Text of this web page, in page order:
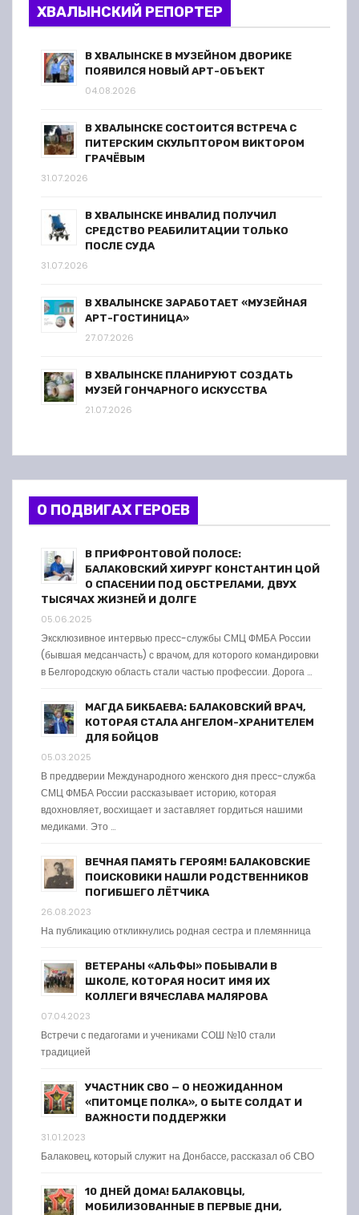
ХВАЛЫНСКИЙ РЕПОРТЕР
В ХВАЛЫНСКЕ В МУЗЕЙНОМ ДВОРИКЕ
ПОЯВИЛСЯ НОВЫЙ АРТ-ОБЪЕКТ
04.08.2026
В ХВАЛЫНСКЕ СОСТОИТСЯ ВСТРЕЧА С
ПИТЕРСКИМ СКУЛЬПТОРОМ ВИКТОРОМ
ГРАЧЁВЫМ
31.07.2026
В ХВАЛЫНСКЕ ИНВАЛИД ПОЛУЧИЛ
СРЕДСТВО РЕАБИЛИТАЦИИ ТОЛЬКО
ПОСЛЕ СУДА
31.07.2026
В ХВАЛЫНСКЕ ЗАРАБОТАЕТ «МУЗЕЙНАЯ
АРТ-ГОСТИНИЦА»
27.07.2026
В ХВАЛЫНСКЕ ПЛАНИРУЮТ СОЗДАТЬ
МУЗЕЙ ГОНЧАРНОГО ИСКУССТВА
21.07.2026
О ПОДВИГАХ ГЕРОЕВ
В ПРИФРОНТОВОЙ ПОЛОСЕ:
БАЛАКОВСКИЙ ХИРУРГ КОНСТАНТИН ЦОЙ
О СПАСЕНИИ ПОД ОБСТРЕЛАМИ, ДВУХ
ТЫСЯЧАХ ЖИЗНЕЙ И ДОЛГЕ
05.06.2025
Эксклюзивное интервью пресс-службы СМЦ ФМБА России
(бывшая медсанчасть) с врачом, для которого командировки
в Белгородскую область стали частью профессии. Дорога …
МАГДА БИКБАЕВА: БАЛАКОВСКИЙ ВРАЧ,
КОТОРАЯ СТАЛА АНГЕЛОМ-ХРАНИТЕЛЕМ
ДЛЯ БОЙЦОВ
05.03.2025
В преддверии Международного женского дня пресс-служба
СМЦ ФМБА России рассказывает историю, которая
вдохновляет, восхищает и заставляет гордиться нашими
медиками. Это …
ВЕЧНАЯ ПАМЯТЬ ГЕРОЯМ! БАЛАКОВСКИЕ
ПОИСКОВИКИ НАШЛИ РОДСТВЕННИКОВ
ПОГИБШЕГО ЛЁТЧИКА
26.08.2023
На публикацию откликнулись родная сестра и племянница
ВЕТЕРАНЫ «АЛЬФЫ» ПОБЫВАЛИ В
ШКОЛЕ, КОТОРАЯ НОСИТ ИМЯ ИХ
КОЛЛЕГИ ВЯЧЕСЛАВА МАЛЯРОВА
07.04.2023
Встречи с педагогами и учениками СОШ №10 стали
традицией
УЧАСТНИК СВО — О НЕОЖИДАННОМ
«ПИТОМЦЕ ПОЛКА», О БЫТЕ СОЛДАТ И
ВАЖНОСТИ ПОДДЕРЖКИ
31.01.2023
Балаковец, который служит на Донбассе, рассказал об СВО
10 ДНЕЙ ДОМА! БАЛАКОВЦЫ,
МОБИЛИЗОВАННЫЕ В ПЕРВЫЕ ДНИ,